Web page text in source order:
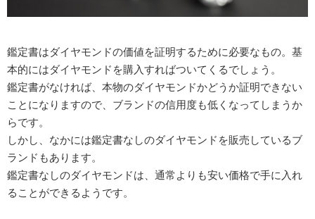
鑑定書はダイヤモンドの価値を証明するために必要なもの。基
本的にはダイヤモンドを購入すればついてくるでしょう。
鑑定書がなければ、本物のダイヤモンドかどうか証明できない
ことになりますので、ブランドの信用度も低くなってしまうか
らです。
しかし、なかには鑑定書なしのダイヤモンドを販売しているブ
ランドもあります。
鑑定書なしのダイヤモンドは、通常よりも安い価格で手に入れ
ることができるようです。